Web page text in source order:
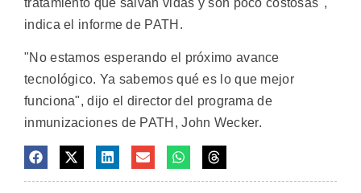
indica el informe de PATH.
"No estamos esperando el próximo avance
tecnológico. Ya sabemos qué es lo que mejor
funciona", dijo el director del programa de
inmunizaciones de PATH, John Wecker.